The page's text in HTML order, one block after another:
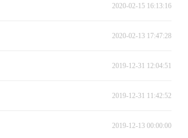
2020-02-15 16:13:16
2020-02-13 17:47:28
2019-12-31 12:04:51
2019-12-31 11:42:52
2019-12-13 00:00:00